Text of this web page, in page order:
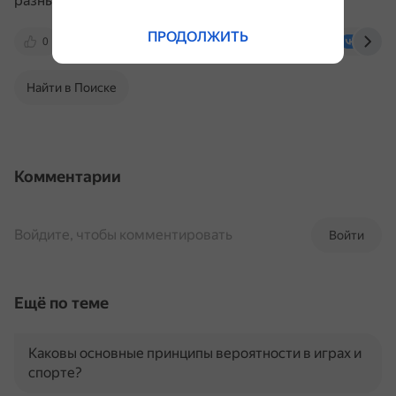
0 fon.bet www.championat.com vk.com
Найти в Поиске
Комментарии
Войти
Войдите, чтобы комментировать
Ещё по теме
Каковы основные принципы вероятности в играх и
спорте?
ПРОДОЛЖИТЬ